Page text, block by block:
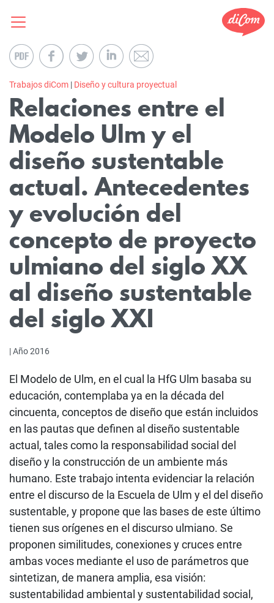
Trabajos diCom | Diseño y cultura proyectual
Relaciones entre el
Modelo Ulm y el
diseño sustentable
actual. Antecedentes
y evolución del
concepto de proyecto
ulmiano del siglo XX
al diseño sustentable
del siglo XXI
| Año 2016
El Modelo de Ulm, en el cual la HfG Ulm basaba su
educación, contemplaba ya en la década del
cincuenta, conceptos de diseño que están incluidos
en las pautas que definen al diseño sustentable
actual, tales como la responsabilidad social del
diseño y la construcción de un ambiente más
humano. Este trabajo intenta evidenciar la relación
entre el discurso de la Escuela de Ulm y el del diseño
sustentable, y propone que las bases de este último
tienen sus orígenes en el discurso ulmiano. Se
proponen similitudes, conexiones y cruces entre
ambas voces mediante el uso de parámetros que
sintetizan, de manera amplia, esa visión:
sustentabilidad ambiental y sustentabilidad social,